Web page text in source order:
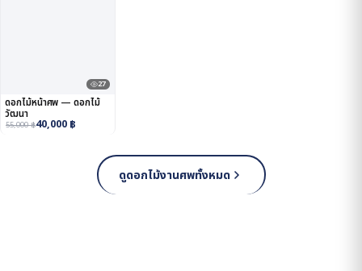
27
ดอกไม้หน้าศพ — ดอกไม้
วัฒนา
55,000฿40,000 ฿
ดูดอกไม้งานศพทั้งหมด